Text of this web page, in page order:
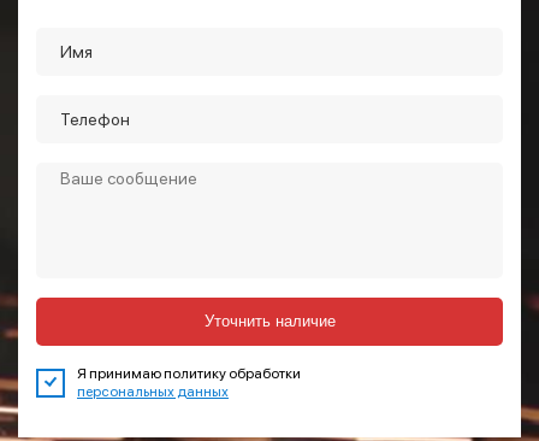
Уточнить наличие
Я принимаю политику обработки
персональных данных